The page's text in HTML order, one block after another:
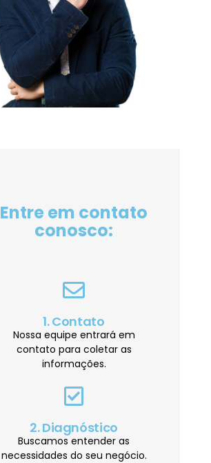
Entre em contato
conosco:
1. Contato
Nossa equipe entrará em
contato para coletar as
informações.
2. Diagnóstico
Buscamos entender as
necessidades do seu negócio.